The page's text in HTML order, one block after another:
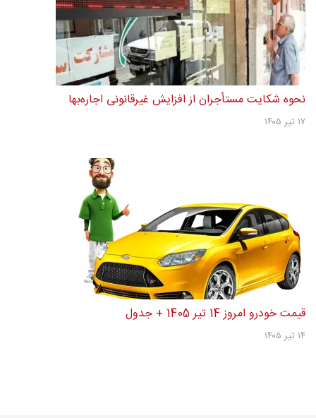
نحوه شکایت مستأجران از افزایش غیرقانونی اجاره‌بها
۱۷ تیر ۱۴۰۵
قیمت خودرو امروز 14 تیر 1405 + جدول
۱۴ تیر ۱۴۰۵